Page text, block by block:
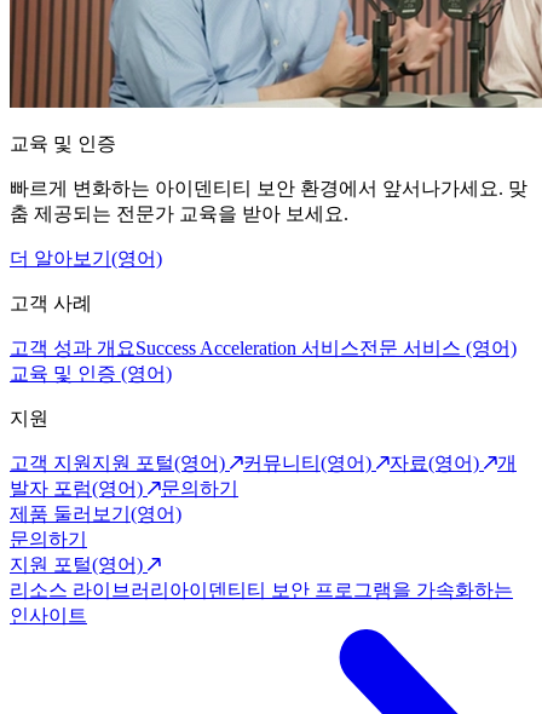
교육 및 인증
빠르게 변화하는 아이덴티티 보안 환경에서 앞서나가세요. 맞
춤 제공되는 전문가 교육을 받아 보세요.
더 알아보기(영어)
고객 사례
고객 성과 개요Success Acceleration 서비스전문 서비스 (영어)
교육 및 인증 (영어)
지원
고객 지원 지원 포털(영어) 커뮤니티(영어) 자료(영어)
개
발자 포럼(영어)
문의하기
제품 둘러보기(영어)
문의하기
지원 포털(영어)
리소스 라이브러리 아이덴티티 보안 프로그램을 가속화하는
인사이트